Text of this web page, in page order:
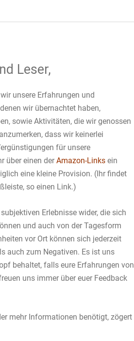
Leser,
unsere Erfahrungen und
wir übernachtet haben,
sowie Aktivitäten, die wir genossen
dass wir keinerlei
für unsere
über einen der Amazon-Links ein
eine kleine Provision. (Ihr findet
so einen Link.)
Erlebnisse wider, die sich
und auch von der Tagesform
vor Ort können sich jederzeit
auch zum Negativen. Es ist uns
behaltet, falls eure Erfahrungen von
uns immer über euer Feedback
mehr Informationen benötigt, zögert